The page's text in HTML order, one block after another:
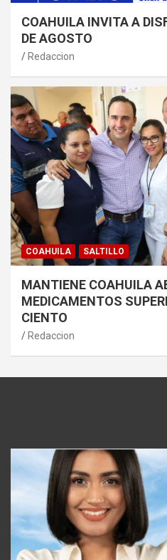
COAHUILA INVITA A
DE AGOSTO
Redaccion
COAHUILA SALTILLO
MANTIENE COAHUILA
MEDICAMENTOS
CIENTO
Redaccion